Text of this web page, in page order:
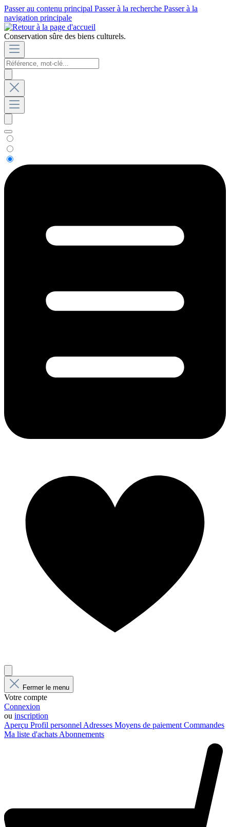
Passer au contenu principal Passer à la recherche Passer à la
navigation principale
Conservation sûre des biens culturels.
Fermer le menu
Votre compte
Connexion
ou inscription
Aperçu Profil personnel Adresses Moyens de paiement Commandes
Ma liste d'achats Abonnements